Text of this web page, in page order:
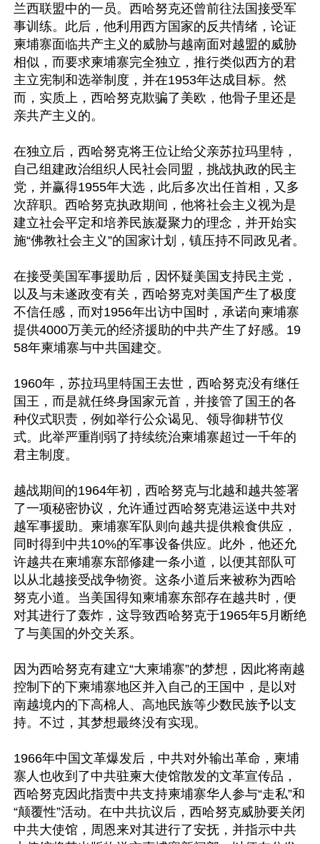
兰西联盟中的一员。西哈努克还曾前往法国接受军
事训练。此后，他利用西方国家的反共情绪，论证
柬埔寨面临共产主义的威胁与越南面对越盟的威胁
相似，而要求柬埔寨完全独立，推行类似西方的君
主立宪制和选举制度，并在1953年达成目标。然
而，实质上，西哈努克欺骗了美欧，他骨子里还是
亲共产主义的。
在独立后，西哈努克将王位让给父亲苏拉玛里特，
自己组建政治组织人民社会同盟，挑战执政的民主
党，并赢得1955年大选，此后多次出任首相，又多
次辞职。西哈努克执政期间，他将社会主义视为是
建立社会平定和培养民族凝聚力的理念，并开始实
施“佛教社会主义”的国家计划，镇压持不同政见者。
在接受美国军事援助后，因怀疑美国支持民主党，
以及与未遂政变有关，西哈努克对美国产生了极度
不信任感，而对1956年出访中国时，承诺向柬埔寨
提供4000万美元的经济援助的中共产生了好感。19
58年柬埔寨与中共国建交。
1960年，苏拉玛里特国王去世，西哈努克没有继任
国王，而是就任终身国家元首，并接管了国王的各
种仪式职责，例如举行公众谒见、领导御耕节仪
式。此举严重削弱了持续统治柬埔寨超过一千年的
君主制度。
越战期间的1964年初，西哈努克与北越和越共签署
了一项秘密协议，允许通过西哈努克港运送中共对
越军事援助。柬埔寨军队则向越共提供粮食供应，
同时得到中共10%的军事设备供应。此外，他还允
许越共在柬埔寨东部修建一条小道，以便其部队可
以从北越接受战争物资。这条小道后来被称为西哈
努克小道。当美国得知柬埔寨东部存在越共时，便
对其进行了轰炸，这导致西哈努克于1965年5月断绝
了与美国的外交关系。
因为西哈努克有建立“大柬埔寨”的梦想，因此将南越
控制下的下柬埔寨地区并入自己的王国中，是以对
南越境内的下高棉人、高地民族等少数民族予以支
持。不过，其梦想最终没有实现。
1966年中国文革爆发后，中共对外输出革命，柬埔
寨人也收到了中共驻柬大使馆散发的文革宣传品，
西哈努克因此指责中共支持柬埔寨华人参与“走私”和
“颠覆性”活动。在中共抗议后，西哈努克威胁要关闭
中共大使馆，周恩来对其进行了安抚，并指示中共